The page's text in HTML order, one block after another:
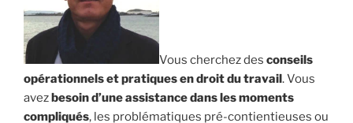
Vous cherchez des conseils
opérationnels et pratiques en droit du travail. Vous
avezbesoin d’une assistance dans les moments
compliqués, les problématiques pré-contientieuses ou